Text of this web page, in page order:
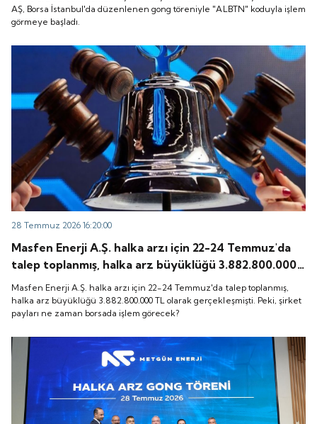
başladı.
AŞ, Borsa İstanbul'da düzenlenen gong töreniyle "ALBTN" koduyla işlem
görmeye başladı.
28 Temmuz 2026 16:20:00
Masfen Enerji A.Ş. halka arzı için 22-24 Temmuz'da
talep toplanmış, halka arz büyüklüğü 3.882.800.000
TL olarak gerçekleşmişti. Peki, şirket payları ne
zaman borsada işlem görecek?
Masfen Enerji A.Ş. halka arzı için 22-24 Temmuz'da talep toplanmış,
halka arz büyüklüğü 3.882.800.000 TL olarak gerçekleşmişti. Peki, şirket
payları ne zaman borsada işlem görecek?